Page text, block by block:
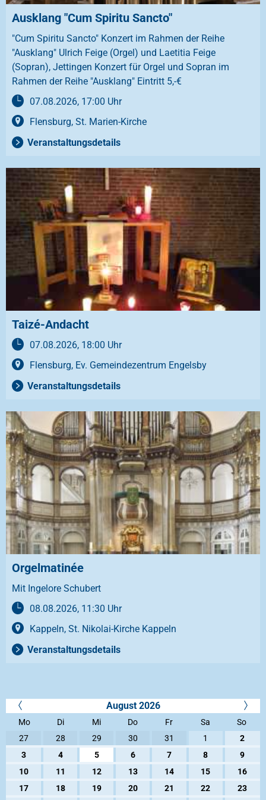
Ausklang "Cum Spiritu Sancto"
"Cum Spiritu Sancto" Konzert im Rahmen der Reihe
"Ausklang" Ulrich Feige (Orgel) und Laetitia Feige
(Sopran), Jettingen Konzert für Orgel und Sopran im
Rahmen der Reihe "Ausklang" Eintritt 5,-€
07.08.2026, 17:00 Uhr
Flensburg, St. Marien-Kirche
Veranstaltungsdetails
Taizé-Andacht
07.08.2026, 18:00 Uhr
Flensburg, Ev. Gemeindezentrum Engelsby
Veranstaltungsdetails
Orgelmatinée
Mit Ingelore Schubert
08.08.2026, 11:30 Uhr
Kappeln, St. Nikolai-Kirche Kappeln
Veranstaltungsdetails
August 2026
Mo Di Mi Do Fr Sa
So
27
28 29 30 31 1
2
3
4 5 6 7 8
9
10
11 12 13 14 15
16
17
18 19 20 21 22 23